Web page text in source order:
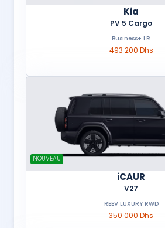
Kia
PV 5 Cargo
Business+ LR
493 200 Dhs
NOUVEAU
iCAUR
V27
REEV LUXURY RWD
350 000 Dhs